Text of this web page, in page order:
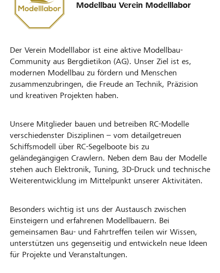
Modellbau Verein Modelllabor
Der Verein Modelllabor ist eine aktive Modellbau-
Community aus Bergdietikon (AG). Unser Ziel ist es,
modernen Modellbau zu fördern und Menschen
zusammenzubringen, die Freude an Technik, Präzision
und kreativen Projekten haben.
Unsere Mitglieder bauen und betreiben RC-Modelle
verschiedenster Disziplinen – vom detailgetreuen
Schiffsmodell über RC-Segelboote bis zu
geländegängigen Crawlern. Neben dem Bau der Modelle
stehen auch Elektronik, Tuning, 3D-Druck und technische
Weiterentwicklung im Mittelpunkt unserer Aktivitäten.
Besonders wichtig ist uns der Austausch zwischen
Einsteigern und erfahrenen Modellbauern. Bei
gemeinsamen Bau- und Fahrtreffen teilen wir Wissen,
unterstützen uns gegenseitig und entwickeln neue Ideen
für Projekte und Veranstaltungen.